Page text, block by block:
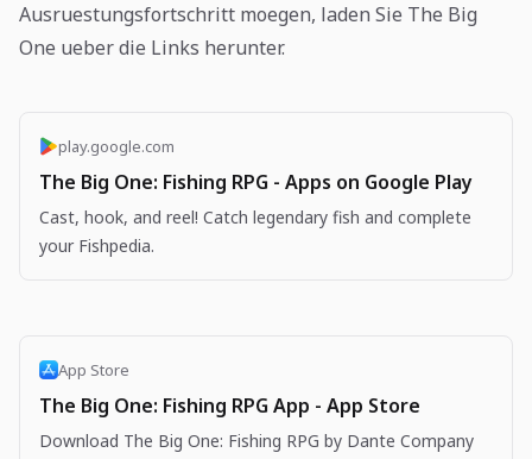
Ausruestungsfortschritt moegen, laden Sie The Big
One ueber die Links herunter.
play.google.com
The Big One: Fishing RPG - Apps on Google Play
Cast, hook, and reel! Catch legendary fish and complete
your Fishpedia.
App Store
The Big One: Fishing RPG App - App Store
Download The Big One: Fishing RPG by Dante Company